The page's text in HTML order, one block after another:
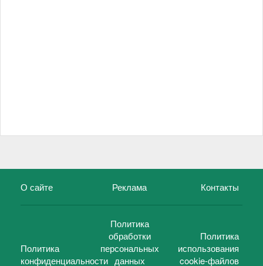
О сайте Реклама Контакты
Политика
конфиденциальности
Политика
обработки
персональных
данных
Политика
использования
cookie-файлов